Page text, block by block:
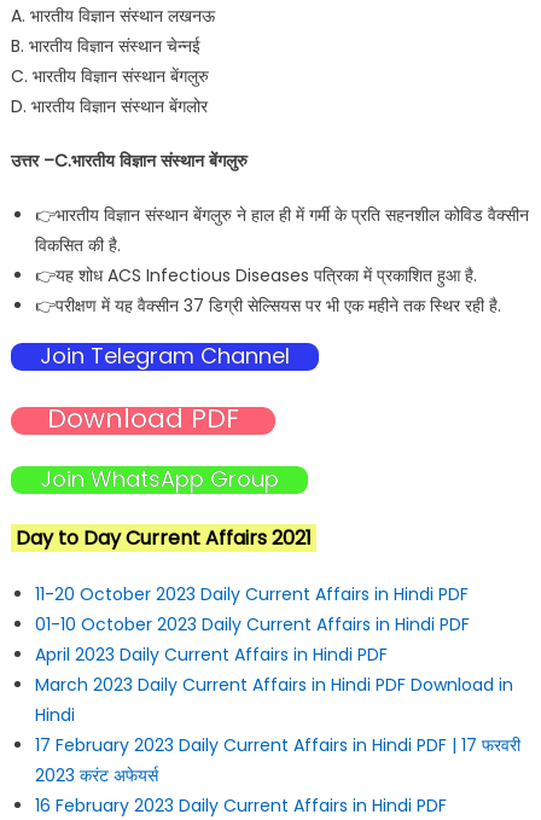
A. भारतीय विज्ञान संस्थान लखनऊ
B. भारतीय विज्ञान संस्थान चेन्नई
C. भारतीय विज्ञान संस्थान बेंगलुरु
D. भारतीय विज्ञान संस्थान बेंगलोर
उत्तर –C.भारतीय विज्ञान संस्थान बेंगलुरु
👉भारतीय विज्ञान संस्थान बेंगलुरु ने हाल ही में गर्मी के प्रति सहनशील कोविड वैक्सीन
विकसित की है.
👉यह शोध ACS Infectious Diseases पत्रिका में प्रकाशित हुआ है.
👉परीक्षण में यह वैक्सीन 37 डिग्री सेल्सियस पर भी एक महीने तक स्थिर रही है.
Join Telegram Channel
Download PDF
Join WhatsApp Group
Day to Day Current Affairs 2021
11-20 October 2023 Daily Current Affairs in Hindi PDF
01-10 October 2023 Daily Current Affairs in Hindi PDF
April 2023 Daily Current Affairs in Hindi PDF
March 2023 Daily Current Affairs in Hindi PDF Download in
Hindi
17 February 2023 Daily Current Affairs in Hindi PDF | 17 फरवरी
2023 करंट अफेयर्स
16 February 2023 Daily Current Affairs in Hindi PDF